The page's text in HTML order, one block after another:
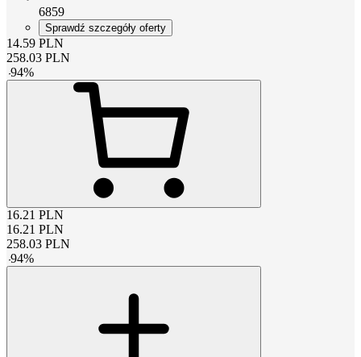
6859
Sprawdź szczegóły oferty
14.59 PLN
258.03 PLN
-94%
16.21 PLN
16.21 PLN
258.03 PLN
-94%